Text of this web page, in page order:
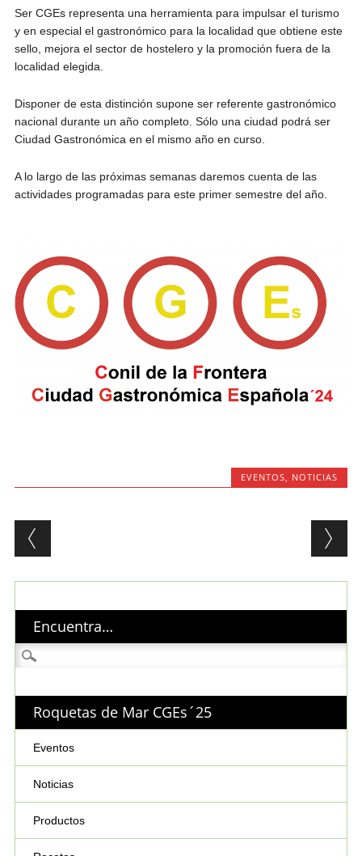
Ser CGEs representa una herramienta para impulsar el turismo
y en especial el gastronómico para la localidad que obtiene este
sello, mejora el sector de hostelero y la promoción fuera de la
localidad elegida.
Disponer de esta distinción supone ser referente gastronómico
nacional durante un año completo. Sólo una ciudad podrá ser
Ciudad Gastronómica en el mismo año en curso.
A lo largo de las próximas semanas daremos cuenta de las
actividades programadas para este primer semestre del año.
EVENTOS NOTICIAS
Post navigation
Encuentra…
Buscar:
Roquetas de Mar CGEs´25
Eventos
Noticias
Productos